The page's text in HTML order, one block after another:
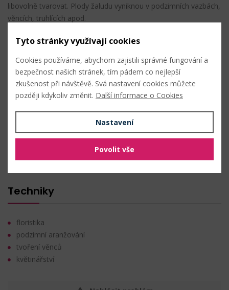
libovolně tvarovat. Plody žaludu vyniknou v podzimních vazbách,
věncích, truhlících apod.
Složení
Vlastnosti
Techniky
floristika
podzimní aranžování
tvoření věnců
květinářství
Tyto stránky využívají cookies
Cookies používáme, abychom zajistili správné fungování a
bezpečnost našich stránek, tím pádem co nejlepší
zkušenost při návštěvě. Svá nastavení cookies můžete
později kdykoliv změnit. Další informace o Cookies
Nastavení
Povolit vše